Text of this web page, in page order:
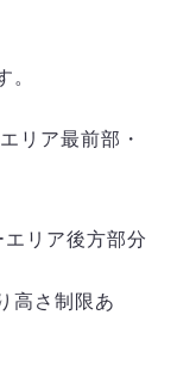
。
リア最前部・
リア後方部分
高さ制限あ